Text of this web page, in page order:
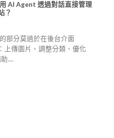
AI Agent 透過對話直接管理
？
部分莫過於在後台介面
上傳圖片、調整分類、優化
....